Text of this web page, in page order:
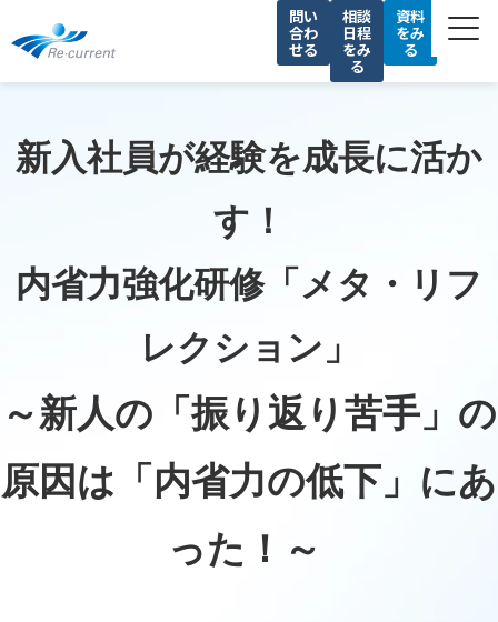
問い
合わ
せる
相談
日程
をみ
る
資料
をみ
る
私たちの強み
導入事例
セミナー
コラム
会社情報
採用情報
新入社員が経験を成長に活か
す！
内省力強化研修「メタ・リフ
レクション」
～新人の「振り返り苦手」の
原因は「内省力の低下」にあ
った！～